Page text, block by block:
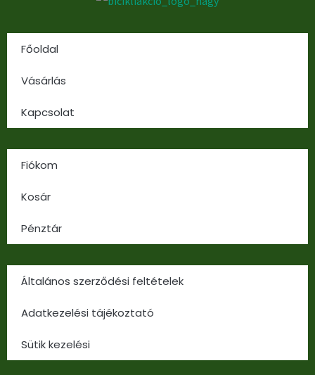
Főoldal
Vásárlás
Kapcsolat
Fiókom
Kosár
Pénztár
Általános szerződési feltételek
Adatkezelési tájékoztató
Sütik kezelési